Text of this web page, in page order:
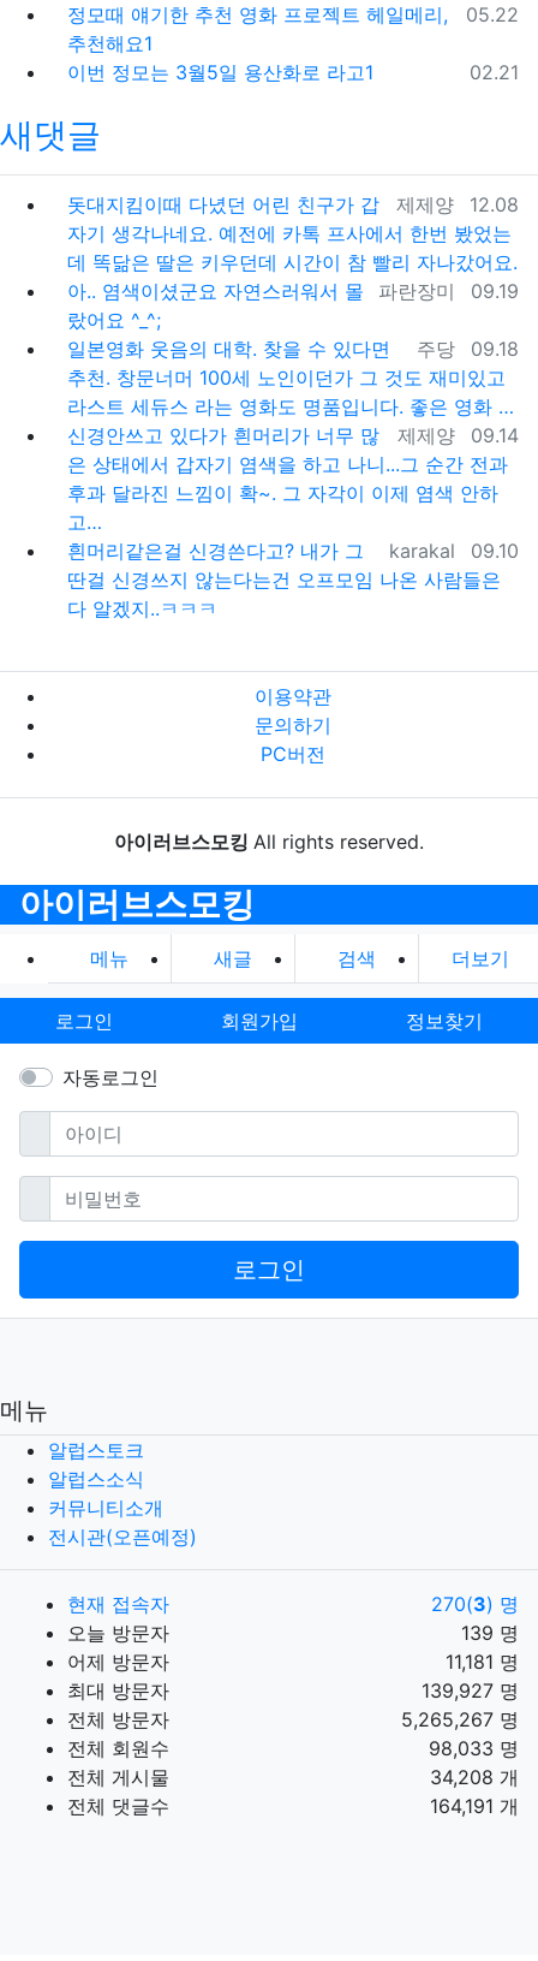
등록일
05.22
정모때 얘기한 추천 영화 프로젝트 헤일메리,
추천해요1
등록일
02.21
이번 정모는 3월5일 용산화로 라고1
새댓글
등록자
제제양 등록일
12.08
돗대지킴이때 다녔던 어린 친구가 갑
자기 생각나네요. 예전에 카톡 프사에서 한번 봤었는
데 똑닮은 딸은 키우던데 시간이 참 빨리 자나갔어요.
등록자
파란장미 등록일
09.19
아.. 염색이셨군요 자연스러워서 몰
랐어요 ^_^;
등록자
주당 등록일
09.18
일본영화 웃음의 대학. 찾을 수 있다면
추천. 창문너머 100세 노인이던가 그 것도 재미있고
라스트 세듀스 라는 영화도 명품입니다. 좋은 영화 …
등록자
제제양 등록일
09.14
신경안쓰고 있다가 흰머리가 너무 많
은 상태에서 갑자기 염색을 하고 나니...그 순간 전과
후과 달라진 느낌이 확~. 그 자각이 이제 염색 안하
고…
등록자
karakal 등록일
09.10
흰머리같은걸 신경쓴다고? 내가 그
딴걸 신경쓰지 않는다는건 오프모임 나온 사람들은
다 알겠지..ㅋㅋㅋ
이용약관
문의하기
PC버전
아이러브스모킹 All rights reserved.
아이러브스모킹
메뉴 새글 검색 더보기
로그인 회원가입 정보찾기
자동로그인
아이디필수
비밀번호필수
로그인
메뉴
알럽스토크
알럽스소식
커뮤니티소개
전시관(오픈예정)
현재 접속자 270(3) 명
오늘 방문자
139 명
어제 방문자
11,181 명
최대 방문자
139,927 명
전체 방문자
5,265,267 명
전체 회원수
98,033 명
전체 게시물
34,208 개
전체 댓글수
164,191 개